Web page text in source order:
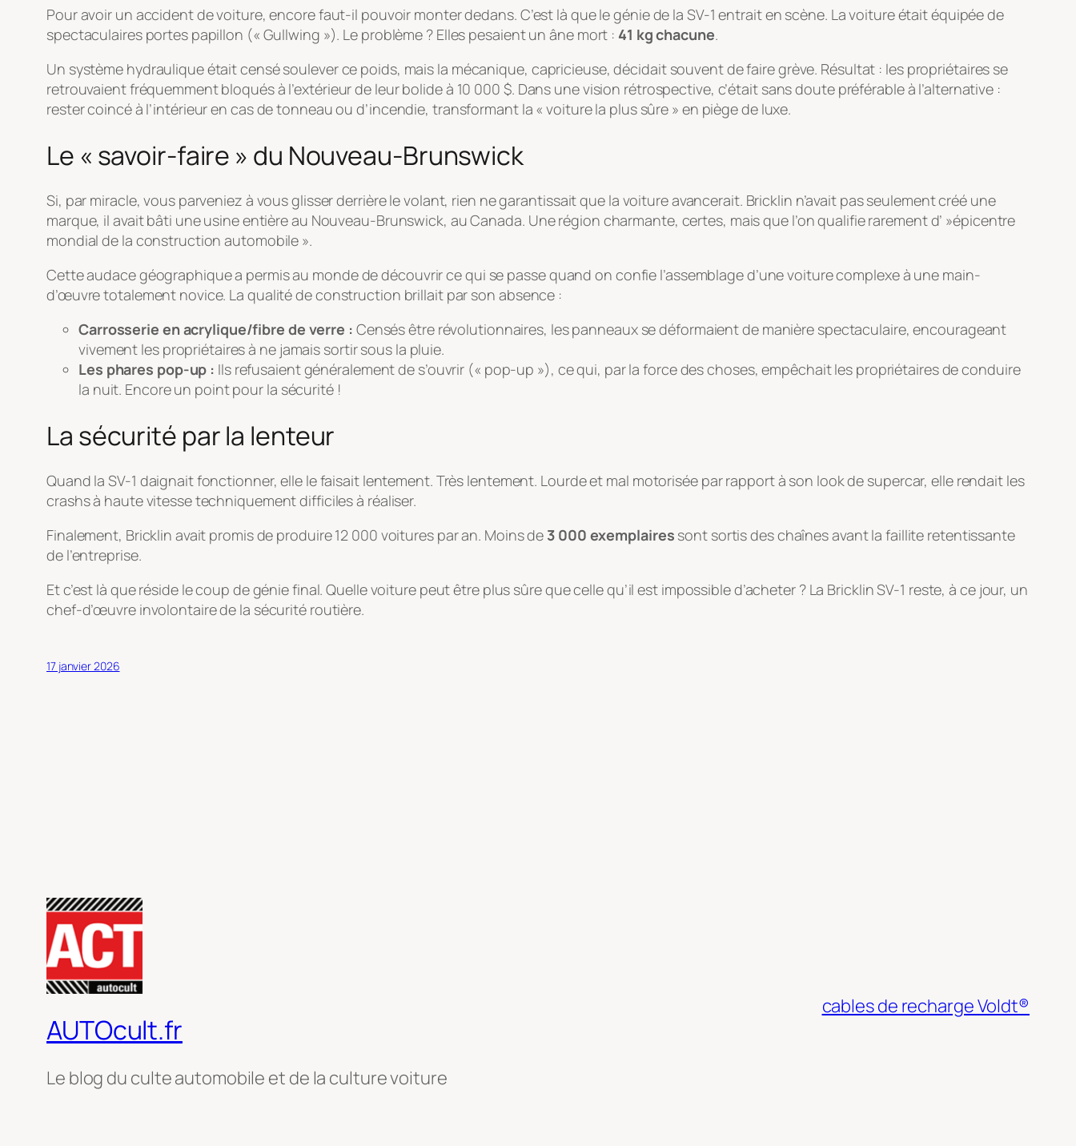
Pour avoir un accident de voiture, encore faut-il pouvoir monter dedans. C’est là que le génie de la SV-1 entrait en scène. La voiture était équipée de
spectaculaires portes papillon (« Gullwing »). Le problème ? Elles pesaient un âne mort : 41 kg chacune.
Un système hydraulique était censé soulever ce poids, mais la mécanique, capricieuse, décidait souvent de faire grève. Résultat : les propriétaires se
retrouvaient fréquemment bloqués à l’extérieur de leur bolide à 10 000 $. Dans une vision rétrospective, c’était sans doute préférable à l’alternative :
rester coincéà l’intérieuren cas de tonneau ou d’incendie, transformant la « voiture la plus sûre » en piège de luxe.
Le « savoir-faire » du Nouveau-Brunswick
Si, par miracle, vous parveniez à vous glisser derrière le volant, rien ne garantissait que la voiture avancerait. Bricklin n’avait pas seulement créé une
marque, il avait bâti une usine entière au Nouveau-Brunswick, au Canada. Une région charmante, certes, mais que l’on qualifie rarement d’ »épicentre
mondial de la construction automobile ».
Cette audace géographique a permis au monde de découvrir ce qui se passe quand on confie l’assemblage d’une voiture complexe à une main-
d’œuvre totalement novice. La qualité de construction brillait par son absence :
Carrosserie en acrylique/fibre de verre : Censés être révolutionnaires, les panneaux se déformaient de manière spectaculaire, encourageant
vivement les propriétaires à ne jamais sortir sous la pluie.
Les phares pop-up : Ils refusaient généralement de s’ouvrir (« pop-up »), ce qui, par la force des choses, empêchait les propriétaires de conduire
la nuit. Encore un point pour la sécurité !
La sécurité par la lenteur
Quand la SV-1 daignait fonctionner, elle le faisait lentement. Très lentement. Lourde et mal motorisée par rapport à son look de supercar, elle rendait les
crashs à haute vitesse techniquement difficiles à réaliser.
Finalement, Bricklin avait promis de produire 12 000 voitures par an. Moins de 3 000 exemplaires sont sortis des chaînes avant la faillite retentissante
de l’entreprise.
Et c’est là que réside le coup de génie final. Quelle voiture peut être plus sûre que celle qu’il est impossible d’acheter ? La Bricklin SV-1 reste, à ce jour, un
chef-d’œuvre involontaire de la sécurité routière.
17 janvier 2026
AUTOcult.fr
Le blog du culte automobile et de la culture voiture
cables de recharge Voldt®